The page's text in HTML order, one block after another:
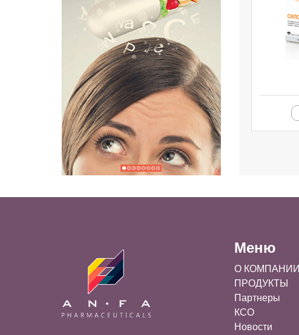
Меню
О КОМПАНИИ
ПРОДУКТЫ
Партнеры
КСО
Новости